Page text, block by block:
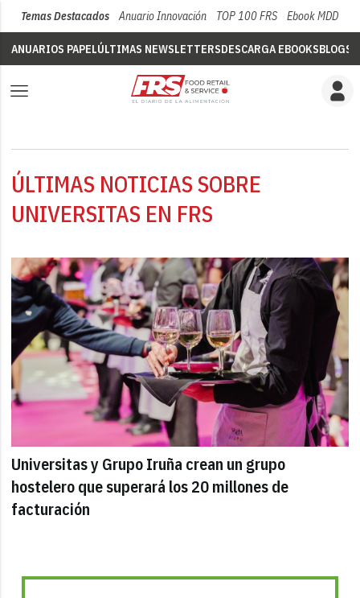
Temas Destacados Anuario Innovación TOP 100 FRS Ebook MDD
ANUARIOS PAPELÚLTIMAS NEWSLETTERSDESCARGA EBOOKSBLOGS
ÚLTIMAS NOTICIAS SOBRE
UNIVERSITAS EN FRS
Universitas y Grupo Iruña crean un grupo
hostelero que superará los 20 millones de
facturación